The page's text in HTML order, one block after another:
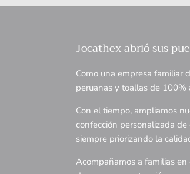
Jocathex abrió sus
Como una empresa familiar
peruanas y toallas de 100%
Con el tiempo, ampliamos
confección personalizada
siempre priorizando la
Acompañamos a familias